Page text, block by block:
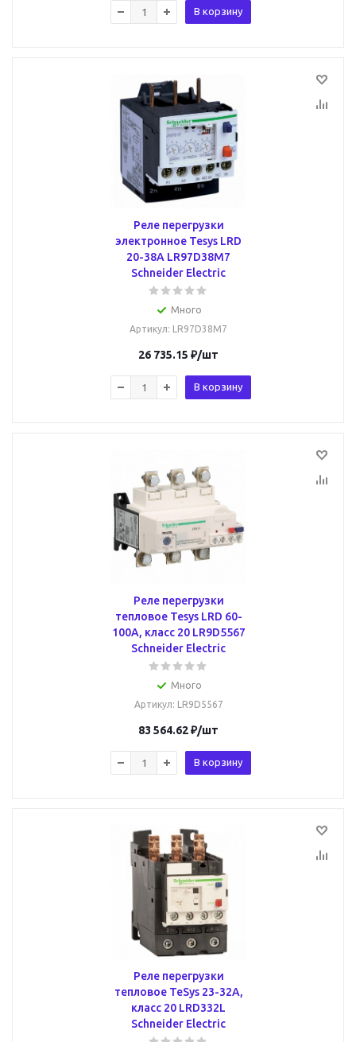
В корзину
Реле перегрузки
электронное Tesys LRD
20-38А LR97D38M7
Schneider Electric
Много
Артикул: LR97D38M7
26 735.15 ₽/шт
В корзину
Реле перегрузки
тепловое Tesys LRD 60-
100А, класс 20 LR9D5567
Schneider Electric
Много
Артикул: LR9D5567
83 564.62₽/шт
В корзину
Реле перегрузки
тепловое TeSys 23-32А,
класс 20 LRD332L
Schneider Electric